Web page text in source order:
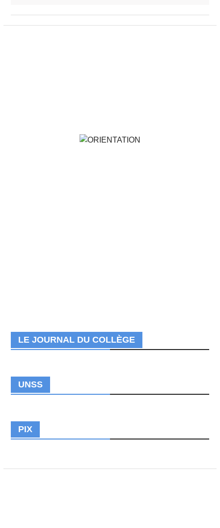
LE JOURNAL DU COLLÈGE
UNSS
PIX